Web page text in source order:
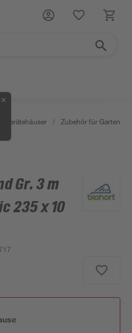
✕
Gerätehäuser / Zubehör für
Gr. 3 m
235 x 10